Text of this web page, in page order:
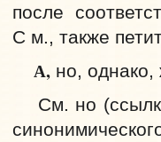
после
С м., также
А,но, однако,
См. но